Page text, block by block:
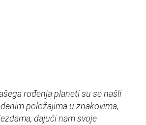
rođenja planeti su se našli
položajima u znakovima,
dajući nam svoje